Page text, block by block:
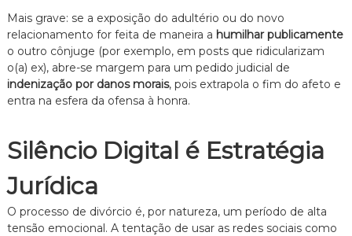
Mais grave: se a exposição do adultério ou do novo
relacionamento for feita de maneira a humilhar publicamente
o outro cônjuge (por exemplo, em posts que ridicularizam
o(a) ex), abre-se margem para um pedido judicial de
indenização por danos morais, pois extrapola o fim do afeto e
entra na esfera da ofensa à honra.
Silêncio Digital é Estratégia
Jurídica
O processo de divórcio é, por natureza, um período de alta
tensão emocional. A tentação de usar as redes sociais como